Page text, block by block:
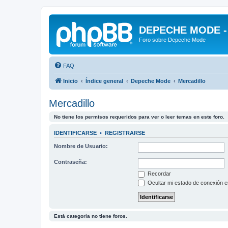
DEPECHE MODE
Foro sobre Depeche Mode
FAQ
Inicio Índice general Depeche Mode Mercadillo
Mercadillo
No tiene los permisos requeridos para ver o leer temas en este foro.
IDENTIFICARSE • REGISTRARSE
Nombre de Usuario:
Contraseña:
Recordar
Ocultar mi estado de conexión
Está categoría no tiene foros.